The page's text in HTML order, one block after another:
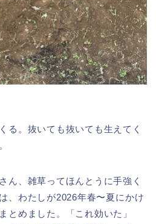
る。抜いても抜いても生えてく
ん、雑草ってほんとうに手強く
、わたしが2026年春〜夏にかけ
とめました。「これ効いた」